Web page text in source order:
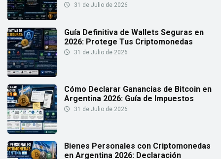
31 de Julio de 2026
Guía Definitiva de Wallets Seguras en
2026: Protege Tus Criptomonedas
31 de Julio de 2026
Cómo Declarar Ganancias de Bitcoin en
Argentina 2026: Guía de Impuestos
31 de Julio de 2026
Bienes Personales con Criptomonedas
en Argentina 2026: Declaración